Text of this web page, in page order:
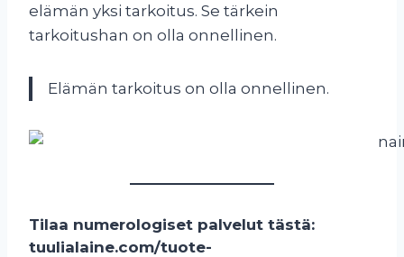
elämän yksi tarkoitus. Se tärkein
tarkoitushan on olla onnellinen.
Elämän tarkoitus on olla onnellinen.
Tilaa numerologiset palvelut tästä:
tuulialaine.com/tuote-